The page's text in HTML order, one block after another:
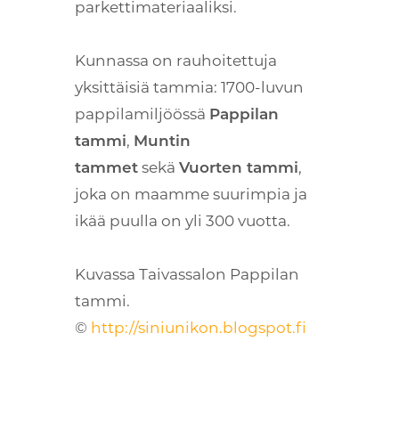
parkettimateriaaliksi.
Kunnassa on rauhoitettuja
yksittäisiä tammia: 1700-luvun
pappilamiljöössä Pappilan
tammi, Muntin
tammet sekä Vuorten tammi,
joka on maamme suurimpia ja
ikää puulla on yli 300 vuotta.
Kuvassa Taivassalon Pappilan
tammi.
© http://siniunikon.blogspot.fi